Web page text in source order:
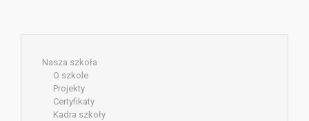
Nasza szkoła
O szkole
Projekty
Certyfikaty
Kadra szkoły